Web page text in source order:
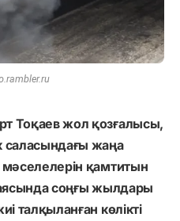
Тоқаев жол қозғалысы,
саласындағы жаңа
қамтитын
соңғы жылдары
талқыланған көлікті